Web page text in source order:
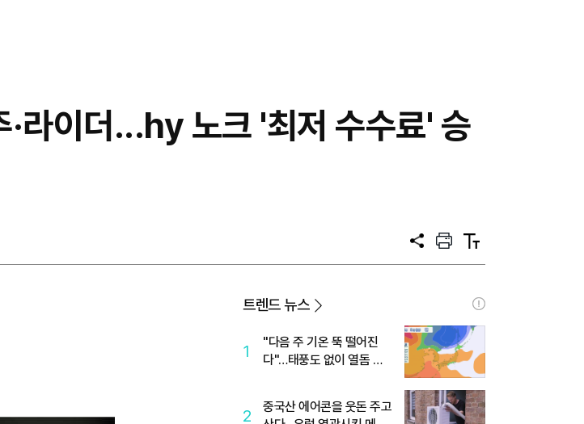
라이더...hy 노크 '최저 수수료' 승
공
프
트
텍
트
트렌드 뉴스
1
"다음 주 기온 뚝 떨어진
다"…태풍도 없이 열돔 박
2
중국산 에어콘을 웃돈 주고